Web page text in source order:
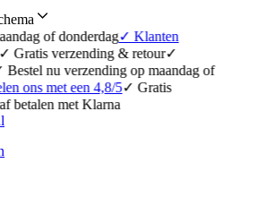
✓Klanten
& retour✓
op maandag of
een 4,8/5✓Gratis
Klarna